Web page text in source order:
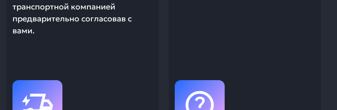
транспортной компанией
предварительно согласовав с
вами.